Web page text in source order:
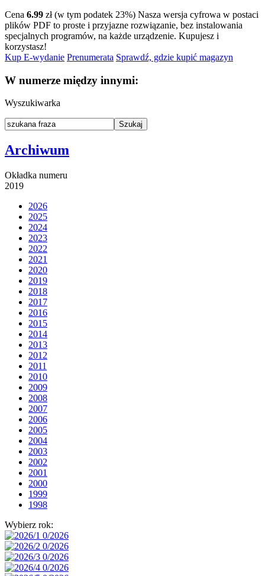
Cena 6.99 zł (w tym podatek 23%) Nasza wersja cyfrowa w postaci
plików PDF to proste i przyjazne rozwiązanie, bez instalowania
specjalnych programów, na każde urządzenie. Kupujesz i
korzystasz!
Kup E-wydanie Prenumerata Sprawdź, gdzie kupić magazyn
W numerze między innymi:
Wyszukiwarka
Archiwum
Okładka numeru
2019
2026
2025
2024
2023
2022
2021
2020
2019
2018
2017
2016
2015
2014
2013
2012
2011
2010
2009
2008
2007
2006
2005
2004
2003
2002
2001
2000
1999
1998
Wybierz rok: